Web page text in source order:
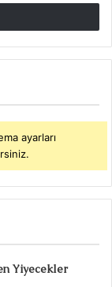
ayarları
Yiyecekler